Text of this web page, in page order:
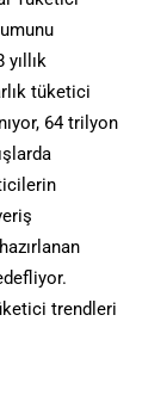
tüketici
64 trilyon
trendleri